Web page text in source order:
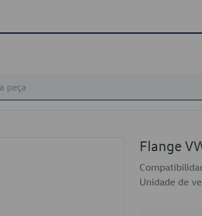
Flange
Unidade de